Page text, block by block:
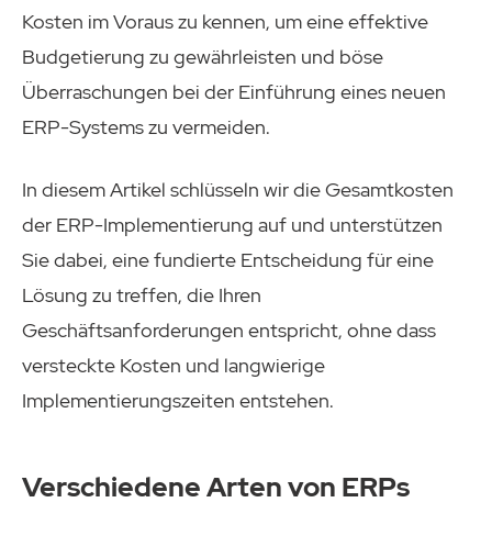
Kosten im Voraus zu kennen, um eine effektive
Budgetierung zu gewährleisten und böse
Überraschungen bei der Einführung eines neuen
ERP-Systems zu vermeiden.
In diesem Artikel schlüsseln wir die Gesamtkosten
der ERP-Implementierung auf und unterstützen
Sie dabei, eine fundierte Entscheidung für eine
Lösung zu treffen, die Ihren
Geschäftsanforderungen entspricht, ohne dass
versteckte Kosten und langwierige
Implementierungszeiten entstehen.
Verschiedene Arten von ERPs